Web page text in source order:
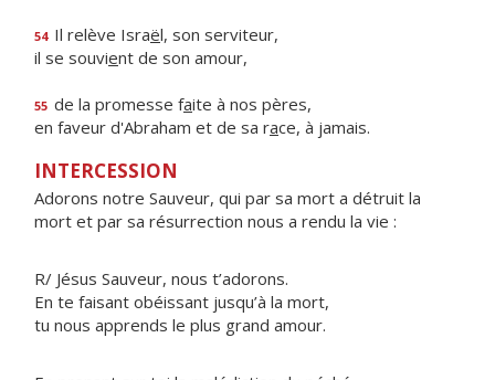
54 Il relève Israël, son serviteur,
il se souvient de son amour,
55 de la promesse faite à nos pères,
en faveur d'Abraham et de sa race, à jamais.
INTERCESSION
Adorons notre Sauveur, qui par sa mort a détruit la
mort et par sa résurrection nous a rendu la vie :
R/ Jésus Sauveur, nous t’adorons.
En te faisant obéissant jusqu’à la mort,
tu nous apprends le plus grand amour.